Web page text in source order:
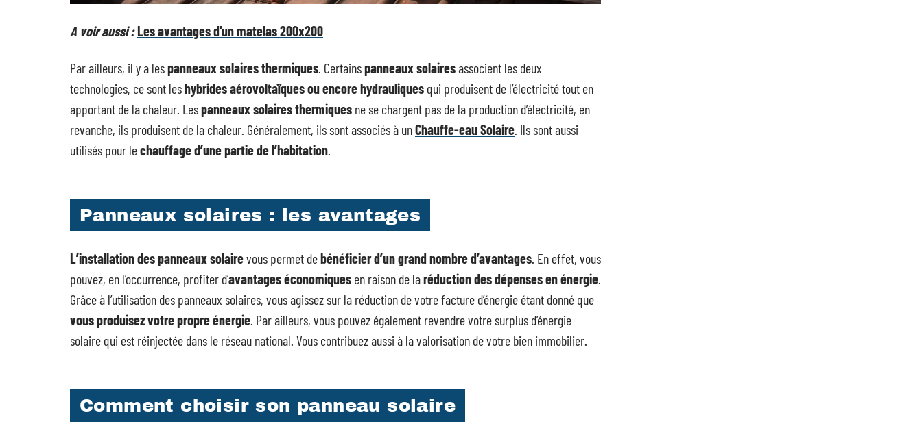
A voir aussi :Les avantages d'un matelas 200x200
Par ailleurs, il y a lespanneaux solaires thermiques . Certainspanneaux solairesassocient les deux
technologies, ce sont leshybrides aérovoltaïques ou encore hydrauliques qui produisent de l’électricité tout en
apportant de la chaleur. Lespanneaux solaires thermiques ne se chargent pas de la production d’électricité, en
revanche, ils produisent de la chaleur. Généralement, ils sont associés à unChauffe-eau Solaire . Ils sont aussi
utilisés pour lechauffage d’une partie de l’habitation
Panneaux solaires : les avantages
L’installation des panneaux solairevous permet debénéficier d’un grand nombre d’avantages . En effet, vous
pouvez, en l’occurrence, profiter d’avantages économiques en raison de laréduction des dépenses en énergie
Grâce à l’utilisation des panneaux solaires, vous agissez sur la réduction de votre facture d’énergie étant donné que
vous produisez votre propre énergie . Par ailleurs, vous pouvez également revendre votre surplus d’énergie
solaire qui est réinjectée dans le réseau national. Vous contribuez aussi à la valorisation de votre bien immobilier.
Comment choisir son panneau solaire